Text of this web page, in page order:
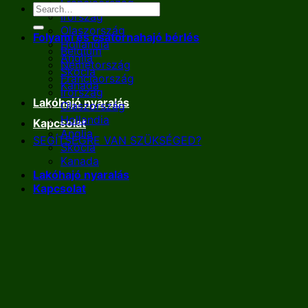
Franciaország
Írország
Olaszország
Hollandia
Anglia
Skócia
Kanada
Lakóhajó nyaralás
Kapcsolat
SEGÍTSÉGRE VAN SZÜKSÉGED?
Folyami és csatornahajó bérlés
Belgium
Németország
Franciaország
Írország
Olaszország
Hollandia
Anglia
Skócia
Kanada
Lakóhajó nyaralás
Kapcsolat